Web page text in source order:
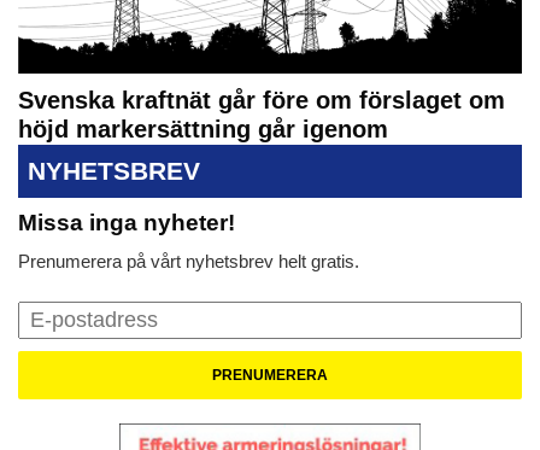
Svenska kraftnät går före om förslaget om
höjd markersättning går igenom
NYHETSBREV
Missa inga nyheter!
Prenumerera på vårt nyhetsbrev helt gratis.